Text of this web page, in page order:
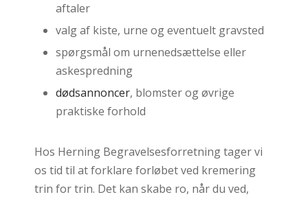
aftaler
​valg af kiste, urne og eventuelt gravsted
​spørgsmål om urnenedsættelse eller
askespredning
dødsannoncer, blomster og øvrige
praktiske forhold
Hos Herning Begravelsesforretning tager vi
os tid til at forklare forløbet ved kremering
trin for trin. Det kan skabe ro, når du ved,